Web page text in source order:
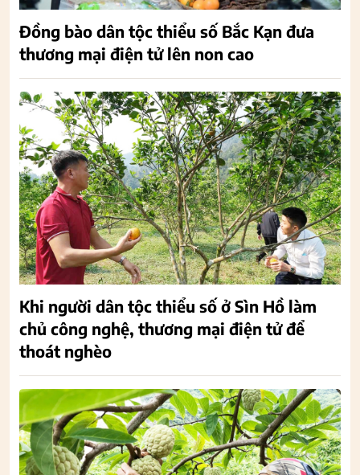
Đồng bào dân tộc thiểu số Bắc Kạn đưa
thương mại điện tử lên non cao
Khi người dân tộc thiểu số ở Sìn Hồ làm
chủ công nghệ, thương mại điện tử để
thoát nghèo